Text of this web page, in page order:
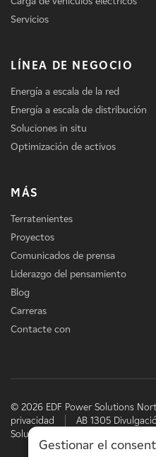
Servicios
LÍNEA DE NEGOCIO
Energía a escala de la red
Energía a escala de distribución
Soluciones in situ
Optimización de activos
MÁS
Terratenientes
Proyectos
Comunicados de prensa
Liderazgo del pensamiento
Blog
Carreras
Contacte con
© 2026 EDF Power Solutions
privacidad
AB 1305
Soluciones energéticas de EDF
Gestionar el